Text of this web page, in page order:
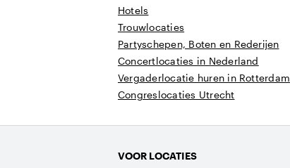
Hotels
Trouwlocaties
Partyschepen, Boten en Rederijen
Concertlocaties in Nederland
Vergaderlocatie huren in Rotterdam
Congreslocaties Utrecht
VOOR LOCATIES